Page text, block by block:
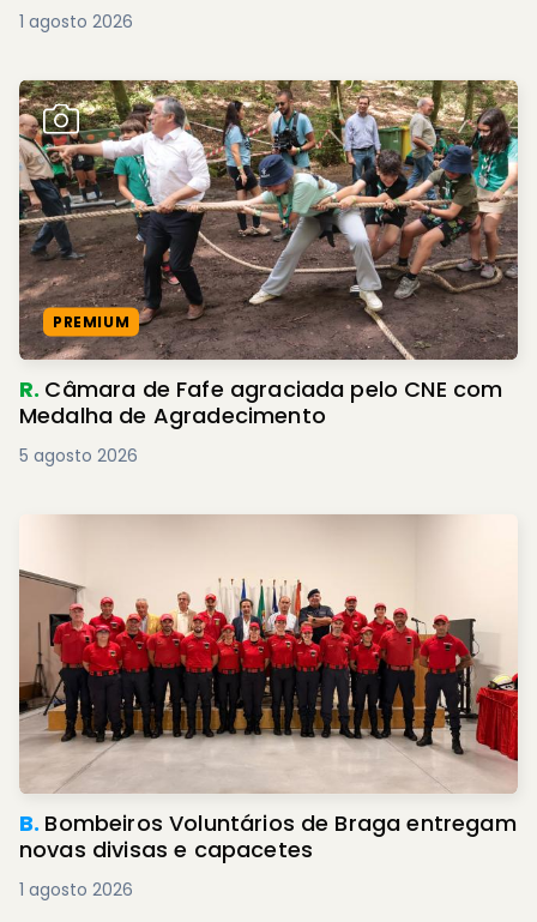
1 agosto 2026
PREMIUM
R. Câmara de Fafe agraciada pelo CNE com
Medalha de Agradecimento
5 agosto 2026
B. Bombeiros Voluntários de Braga entregam
novas divisas e capacetes
1 agosto 2026